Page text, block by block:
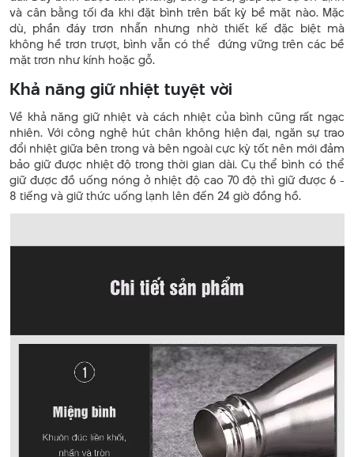
và cân bằng tối đa khi đặt bình trên bất kỳ bề mặt nào. Mặc
dù, phần đáy trơn nhẵn nhưng nhờ thiết kế đặc biệt mà
không hề trơn trượt, bình vẫn có thể đứng vững trên các bề
mặt trơn như kính hoặc gỗ.
Khả năng giữ nhiệt tuyệt vời
Về khả năng giữ nhiệt và cách nhiệt của bình cũng rất ngạc
nhiên. Với công nghệ hút chân không hiện đại, ngăn sự trao
đổi nhiệt giữa bên trong và bên ngoài cực kỳ tốt nên mới đảm
bảo giữ được nhiệt độ trong thời gian dài. Cụ thể bình có thể
giữ được đồ uống nóng ở nhiệt độ cao 70 độ thì giữ được 6 -
8 tiếng và giữ thức uống lạnh lên đến 24 giờ đồng hồ.